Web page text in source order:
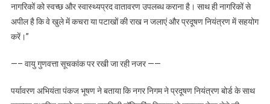
एंटी-
पॉल्यूशन
नागरिकों को स्वच्छ और स्वास्थ्यप्रद वातावरण उपलब्ध कराना है। साथ ही नागरिकों से
अपील है कि वे खुले में कचरा या पटाखों की राख न जलाएं और प्रदूषण नियंत्रण में सहयोग
करें।”
—– वायु गुणवत्ता सूचकांक पर रखी जा रही नजर ——
पर्यावरण अभियंता पंकज भूषण ने बताया कि नगर निगम ने प्रदूषण नियंत्रण बोर्ड के साथ